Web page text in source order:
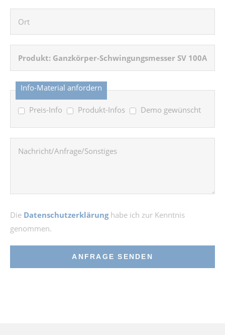
Info-Material anfordern
Preis-Info Produkt-Infos Demo gewünscht
Die Datenschutzerklärunghabe ich zur Kenntnis
genommen.
ANFRAGE SENDEN